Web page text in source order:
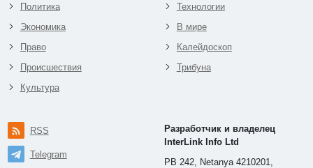
Политика
Экономика
Право
Происшествия
Культура
Технологии
В мире
Калейдоскоп
Трибуна
RSS
Telegram
Разработчик и владелец
InterLink Info Ltd
PB 242, Netanya 4210201,